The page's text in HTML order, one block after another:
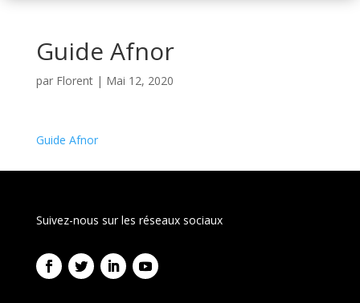
Guide Afnor
par Florent| Mai 12, 2020
Guide Afnor
Suivez-nous sur les réseaux sociaux